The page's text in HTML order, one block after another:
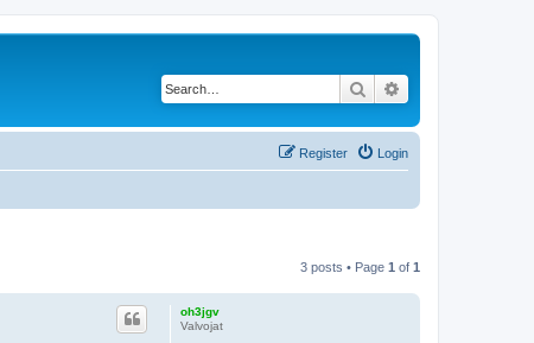
Search
Login
Register
3 posts • Page 1 of 1
oh3jgv
Valvojat